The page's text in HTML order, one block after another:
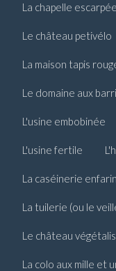
La chapelle escarpée
Le château petivélo
La maison tapis
Le domaine aux
L'usine embobinée
L'usine fertile
La caséinerie
La tuilerie (ou le
Le château
La colo aux mille et